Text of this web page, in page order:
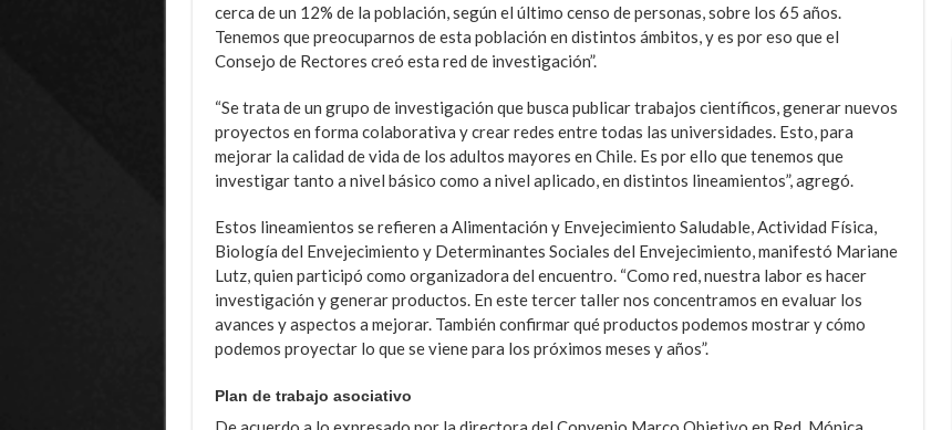
cerca de un 12% de la población, según el último censo de personas, sobre los 65 años.
Tenemos que preocuparnos de esta población en distintos ámbitos, y es por eso que el
Consejo de Rectores creó esta red de investigación”.
“Se trata de un grupo de investigación que busca publicar trabajos científicos, generar nuevos
proyectos en forma colaborativa y crear redes entre todas las universidades. Esto, para
mejorar la calidad de vida de los adultos mayores en Chile. Es por ello que tenemos que
investigar tanto a nivel básico como a nivel aplicado, en distintos lineamientos”, agregó.
Estos lineamientos se refieren a Alimentación y Envejecimiento Saludable, Actividad Física,
Biología del Envejecimiento y Determinantes Sociales del Envejecimiento, manifestó Mariane
Lutz, quien participó como organizadora del encuentro. “Como red, nuestra labor es hacer
investigación y generar productos. En este tercer taller nos concentramos en evaluar los
avances y aspectos a mejorar. También confirmar qué productos podemos mostrar y cómo
podemos proyectar lo que se viene para los próximos meses y años”.
Plan de trabajo asociativo